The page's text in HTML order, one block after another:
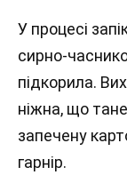
У процесі
сирно-
підкорила.
ніжна, що
запечену
гарнір.